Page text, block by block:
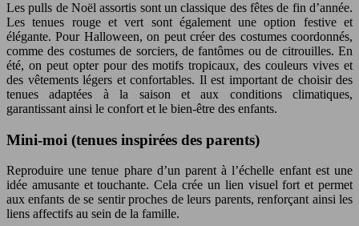
Les pulls de Noël assortis sont un classique des fêtes de fin d’année.
Les tenues rouge et vert sont également une option festive et
élégante. Pour Halloween, on peut créer des costumes coordonnés,
comme des costumes de sorciers, de fantômes ou de citrouilles. En
été, on peut opter pour des motifs tropicaux, des couleurs vives et
des vêtements légers et confortables. Il est important de choisir des
tenues adaptées à la saison et aux conditions climatiques,
garantissant ainsi le confort et le bien-être des enfants.
Mini-moi (tenues inspirées des parents)
Reproduire une tenue phare d’un parent à l’échelle enfant est une
idée amusante et touchante. Cela crée un lien visuel fort et permet
aux enfants de se sentir proches de leurs parents, renforçant ainsi les
liens affectifs au sein de la famille.